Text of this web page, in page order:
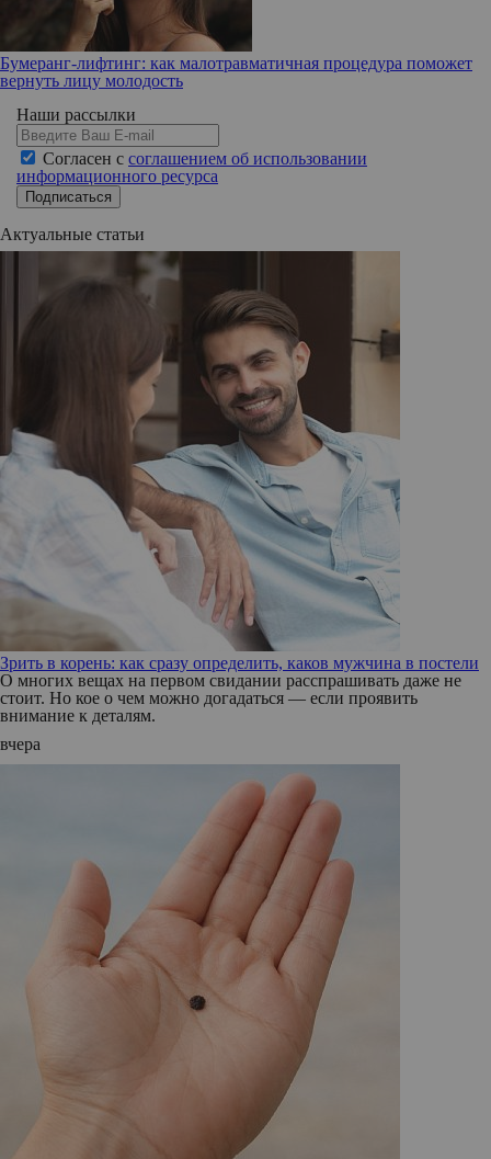
Бумеранг-лифтинг: как малотравматичная процедура поможет
вернуть лицу молодость
Наши рассылки
Согласен с соглашением об использовании
информационного ресурса
Подписаться
Актуальные статьи
Зрить в корень: как сразу определить, каков мужчина в постели
О многих вещах на первом свидании расспрашивать даже не
стоит. Но кое о чем можно догадаться — если проявить
внимание к деталям.
вчера